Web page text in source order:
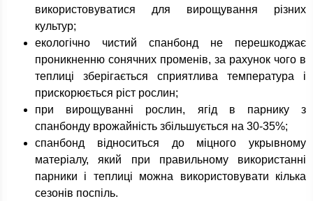
використовуватися для вирощування різних
культур;
екологічно чистий спанбонд не перешкоджає
проникненню сонячних променів, за рахунок чого в
теплиці зберігається сприятлива температура і
прискорюється ріст рослин;
при вирощуванні рослин, ягід в парнику з
спанбонду врожайність збільшується на 30-35%;
спанбонд відноситься до міцного укрывному
матеріалу, який при правильному використанні
парники і теплиці можна використовувати кілька
сезонів поспіль.